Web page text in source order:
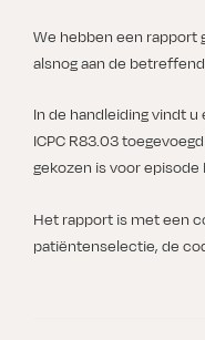
We hebben een rapport
alsnog aan de
In de handleiding vindt u
ICPC R83.03
gekozen is voor episode
Het rapport is met een
patiëntenselectie, de